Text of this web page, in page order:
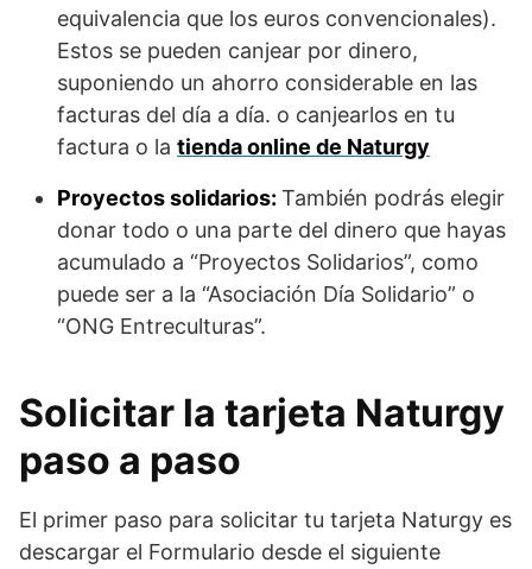
equivalencia que los euros convencionales).
Estos se pueden canjear por dinero,
suponiendo un ahorro considerable en las
facturas del día a día. o canjearlos en tu
factura o la tienda online de Naturgy
Proyectos solidarios: También podrás elegir
donar todo o una parte del dinero que hayas
acumulado a “Proyectos Solidarios”, como
puede ser a la “Asociación Día Solidario” o
“ONG Entreculturas”.
Solicitar la tarjeta Naturgy
paso a paso
El primer paso para solicitar tu tarjeta Naturgy es
descargar el Formulario desde el siguiente